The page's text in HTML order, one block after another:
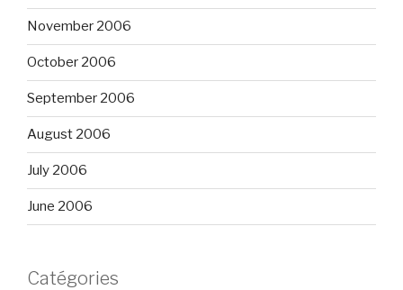
November 2006
October 2006
September 2006
August 2006
July 2006
June 2006
Catégories